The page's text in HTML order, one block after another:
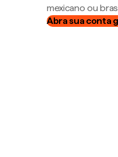
mexicano ou
Abra sua conta